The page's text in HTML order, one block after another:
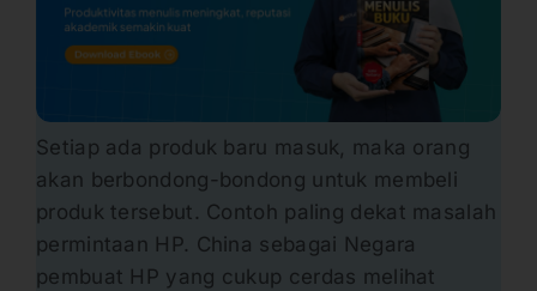
Setiap ada produk baru masuk, maka orang
akan berbondong-bondong untuk membeli
produk tersebut. Contoh paling dekat masalah
permintaan HP. China sebagai Negara
pembuat HP yang cukup cerdas melihat